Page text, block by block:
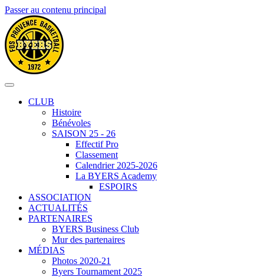
Passer au contenu principal
CLUB
Histoire
Bénévoles
SAISON 25 - 26
Effectif Pro
Classement
Calendrier 2025-2026
La BYERS Academy
ESPOIRS
ASSOCIATION
ACTUALITÉS
PARTENAIRES
BYERS Business Club
Mur des partenaires
MÉDIAS
Photos 2020-21
Byers Tournament 2025